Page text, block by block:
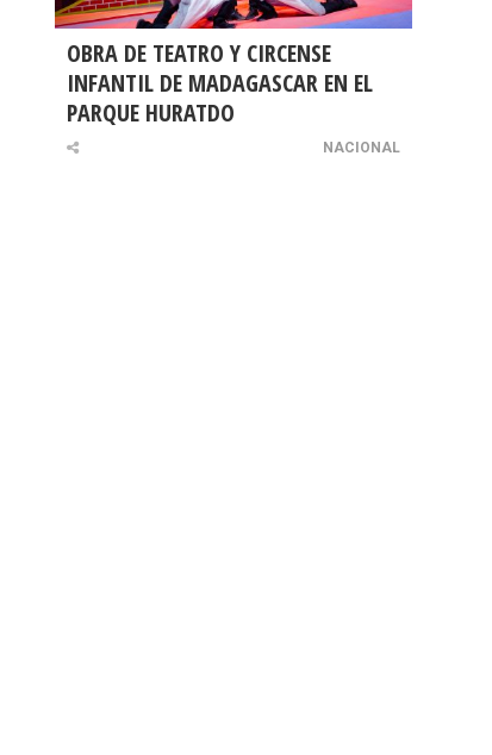
OBRA DE TEATRO Y CIRCENSE
INFANTIL DE MADAGASCAR EN EL
PARQUE HURATDO
NACIONAL